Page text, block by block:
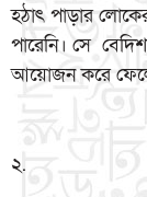
হঠাৎ পাড়ার
পারেনি। সে
আয়োজন করে
২.